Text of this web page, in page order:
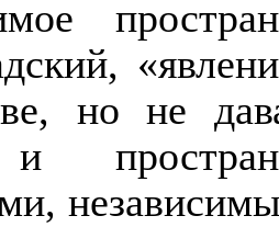
но не